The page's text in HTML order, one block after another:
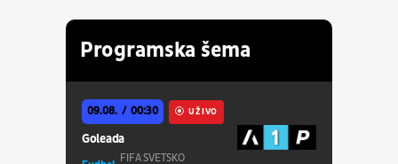
Programska šema
09.08. 00:30 UŽIVO
Goleada
FIFA SVETSKO